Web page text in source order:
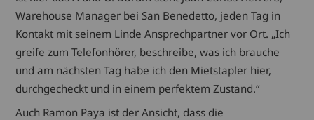
Warehouse Manager bei San Benedetto, jeden Tag in
Kontakt mit seinem Linde Ansprechpartner vor Ort. „Ich
greife zum Telefonhörer, beschreibe, was ich brauche
und am nächsten Tag habe ich den Mietstapler hier,
durchgecheckt und in einem perfektem Zustand.“
Auch Ramon Paya ist der Ansicht, dass die